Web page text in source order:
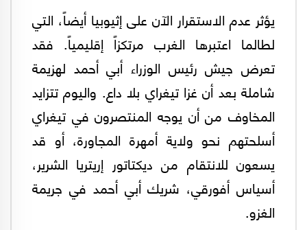
يؤثر عدم الاستقرار الآن على إثيوبيا أيضاً، التي
لطالما اعتبرها الغرب مرتكزاً إقليمياً. فقد
تعرض جيش رئيس الوزراء أبي أحمد لهزيمة
شاملة بعد أن غزا تيغراي بلا داع. واليوم تتزايد
المخاوف من أن يوجه المنتصرون في تيغراي
أسلحتهم نحو ولاية أمهرة المجاورة، أو قد
يسعون للانتقام من ديكتاتور إريتريا الشرير،
أسياس أفورقي، شريك أبي أحمد في جريمة
الغزو.